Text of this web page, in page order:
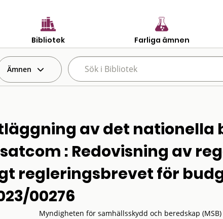
Bibliotek Farliga ämnen
Ämnen
av det nationella
: Redovisning av
regleringsbrevet för
00276
Myndigheten för samhällsskydd och beredskap (MSB)